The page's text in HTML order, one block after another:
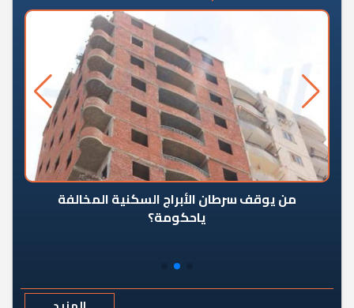
من يوقف سرطان الأبراج السكنية المخالفة
ياحكومة؟